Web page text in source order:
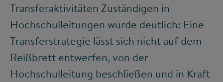
Transferaktivitäten Zuständigen in
Hochschulleitungen wurde deutlich: Eine
Transferstrategie lässt sich nicht auf dem
Reißbrett entwerfen, von der
Hochschulleitung beschließen und in Kraft